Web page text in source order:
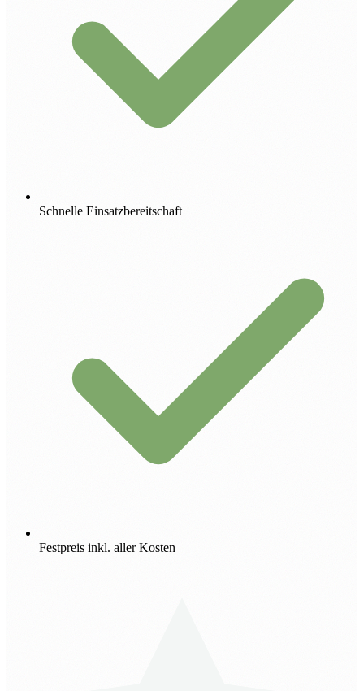
Schnelle Einsatzbereitschaft
Festpreis inkl. aller Kosten